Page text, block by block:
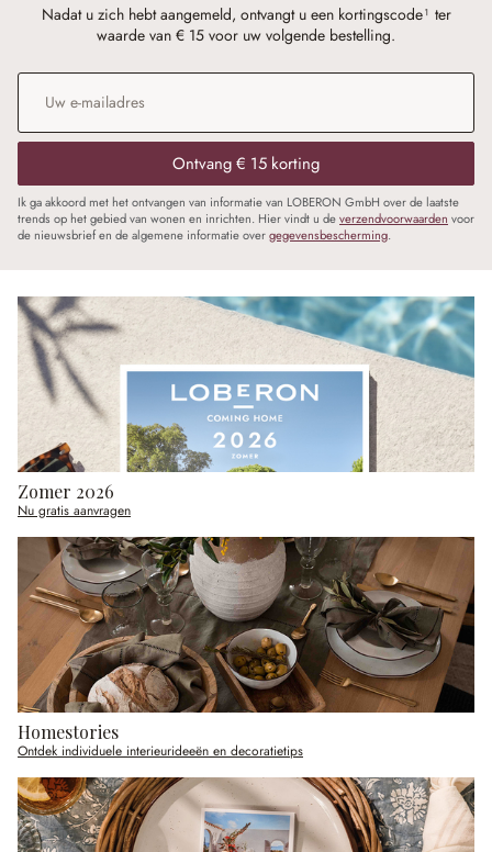
Nadat u zich hebt aangemeld, ontvangt u een kortingscode¹ ter
waarde van € 15 voor uw volgende bestelling.
E-mailadres
Ontvang € 15 korting
Ik ga akkoord met het ontvangen van informatie van LOBERON GmbH over de laatste
trends op het gebied van wonen en inrichten. Hier vindt u deverzendvoorwaarden voor
de nieuwsbrief en de algemene informatie overgegevensbescherming.
Zomer 2026
Nu gratis aanvragen
Homestories
Ontdek individuele interieurideeën en decoratietips